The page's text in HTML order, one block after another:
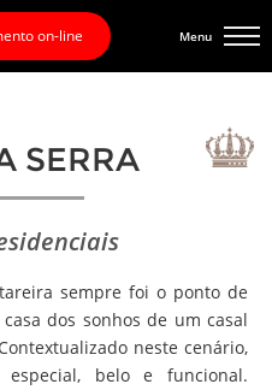
on-line Menu
SERRA
sempre foi o ponto de
dos sonhos de um casal
neste cenário,
belo e funcional.